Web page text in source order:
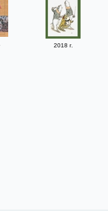
2018 г.